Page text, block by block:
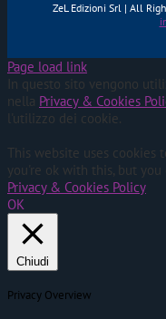
ZeL Edizioni Srl | All
Page load link
In questo sito vengono
nella Privacy & Cookies
l'utilizzo dei cookie.
This website uses cookies
you're ok with this, but
Privacy & Cookies Policy
OK
Chiudi
Privacy Overview